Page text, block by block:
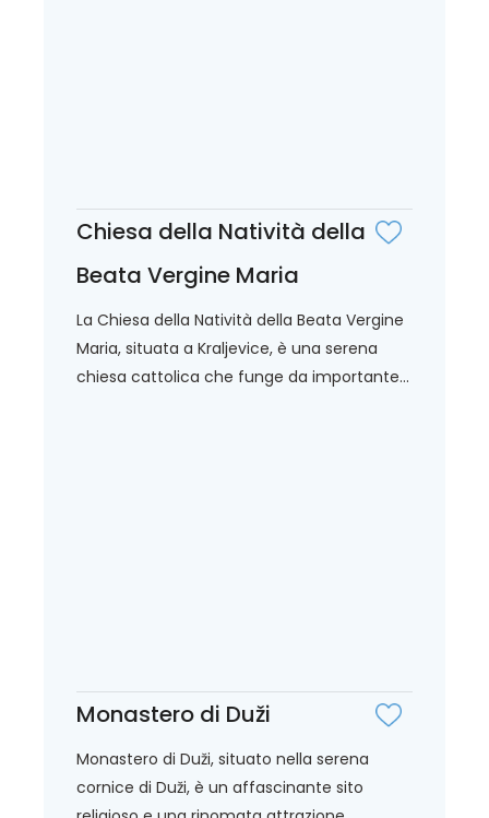
Chiesa della Natività della
Beata Vergine Maria
La Chiesa della Natività della Beata Vergine
Maria, situata a Kraljevice, è una serena
chiesa cattolica che funge da importante...
Monastero di Duži
Monastero di Duži, situato nella serena
cornice di Duži, è un affascinante sito